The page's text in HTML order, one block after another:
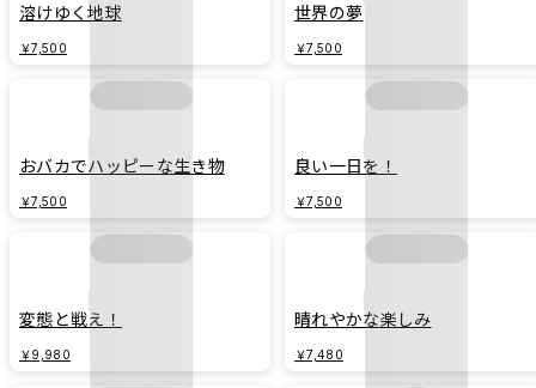
溶けゆく地球
￥7,500
世界の夢
￥7,500
おバカでハッピーな生き物
￥7,500
良い一日を！
￥7,500
変態と戦え！
￥9,980
晴れやかな楽しみ
￥7,480